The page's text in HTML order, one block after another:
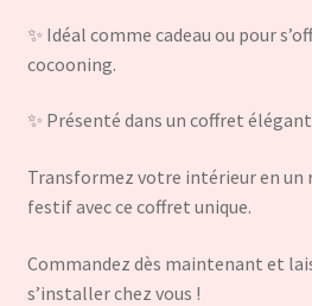
✨ Idéal comme cadeau ou pour
cocooning.
✨ Présenté dans un coffret
Transformez votre intérieur en un
festif avec ce coffret unique.
Commandez dès maintenant et
s’installer chez vous !